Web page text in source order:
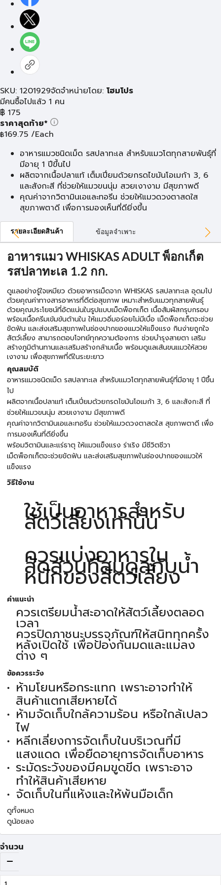
SKU: 1201929จัดจำหน่ายโดย: โฮมโปร
มีคนซื้อไปแล้ว 1 คน
฿ 175
ราคาสุดท้าย*
฿169.75 /Each
อาหารแมวชนิดเม็ด รสปลาทะเล สำหรับแมวโตทุกสายพันธุ์ที่
มีอายุ 1 ปีขึ้นไป
ผลิตจากเนื้อปลาแท้ เต็มเปี่ยมด้วยกรดไขมันโอเมก้า 3, 6
และสังกะสี ที่ช่วยให้แมวขนนุ่ม สวยเงางาม มีสุขภาพดี
คุณค่าจากวิตามินเอและทอรีน ช่วยให้แมวดวงตาสดใส
สุขภาพตาดี เพื่อการมองเห็นที่ดียิ่งขึ้น
รายละเอียดสินค้า ข้อมูลจำเพาะ
อาหารแมว WHISKAS ADULT พ็อกเก็ต
รสปลาทะเล 1.2 กก.
ดูแลอย่างรู้ใจเหมียว ด้วยอาหารเม็ดจาก WHISKAS รสปลาทะเล อุดมไป
ด้วยคุณค่าทางสารอาหารที่ดีต่อสุขภาพ เหมาะสำหรับแมวทุกสายพันธุ์
ด้วยคุณประโยชน์ที่อัดแน่นในรูปแบบเม็ดพ็อกเก็ต เนื้อสัมผัสกรุบกรอบ
พร้อมเนื้อครีมเข้มข้นด้านใน ให้แมวอิ่มอร่อยไม่มีเบื่อ เม็ดพ็อกเก็ตจะช่วย
ขัดฟัน และส่งเสริมสุขภาพในช่องปากของแมวให้แข็งแรง กินง่ายถูกใจ
สัตว์เลี้ยง สามารถตอบโจทย์ทุกความต้องการ ช่วยบำรุงสายตา เสริม
สร้างภูมิต้านทานและเสริมสร้างกล้ามเนื้อ พร้อมดูแลเส้นขนแมวให้สวย
เงางาม เพื่อสุขภาพที่ดีในระยะยาว
คุณสมบัติ
อาหารแมวชนิดเม็ด รสปลาทะเล สำหรับแมวโตทุกสายพันธุ์ที่มีอายุ 1 ปีขึ้น
ไป
ผลิตจากเนื้อปลาแท้ เต็มเปี่ยมด้วยกรดไขมันโอเมก้า 3, 6 และสังกะสี ที่
ช่วยให้แมวขนนุ่ม สวยเงางาม มีสุขภาพดี
คุณค่าจากวิตามินเอและทอรีน ช่วยให้แมวดวงตาสดใส สุขภาพตาดี เพื่อ
การมองเห็นที่ดียิ่งขึ้น
พร้อมวิตามินและแร่ธาตุ ให้แมวแข็งแรง ร่าเริง มีชีวิตชีวา
เม็ดพ็อกเก็ตจะช่วยขัดฟัน และส่งเสริมสุขภาพในช่องปากของแมวให้
แข็งแรง
วิธีใช้งาน
ใช้เป็นอาหารสำหรับ
สัตว์เลี้ยงเท่านั้น
ควรแบ่งอาหารใน
สัดส่วนที่สมดุลกับน้ำ
หนักของสัตว์เลี้ยง
คำแนะนำ
ควรเตรียมน้ำสะอาดให้สัตว์เลี้ยงตลอด
เวลา
ควรปิดภาชนะบรรจุภัณฑ์ให้สนิททุกครั้ง
หลังเปิดใช้ เพื่อป้องกันมดและแมลง
ต่าง ๆ
ข้อควรระวัง
ห้ามโยนหรือกระแทก เพราะอาจทำให้
สินค้าแตกเสียหายได้
ห้ามจัดเก็บใกล้ความร้อน หรือใกล้เปลว
ไฟ
หลีกเลี่ยงการจัดเก็บในบริเวณที่มี
แสงแดด เพื่อยืดอายุการจัดเก็บอาหาร
ระมัดระวังของมีคมขูดขีด เพราะอาจ
ทำให้สินค้าเสียหาย
จัดเก็บในที่แห้งและให้พ้นมือเด็ก
ดูทั้งหมด
ดูน้อยลง
จำนวน